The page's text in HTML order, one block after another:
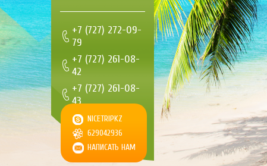
+7 (727) 272-09-
79
+7 (727) 261-08-
42
+7 (727) 261-08-
43
+7 (727) 261-08-
44
NICETRIPKZ
629042936
НАПИСАТЬ НАМ